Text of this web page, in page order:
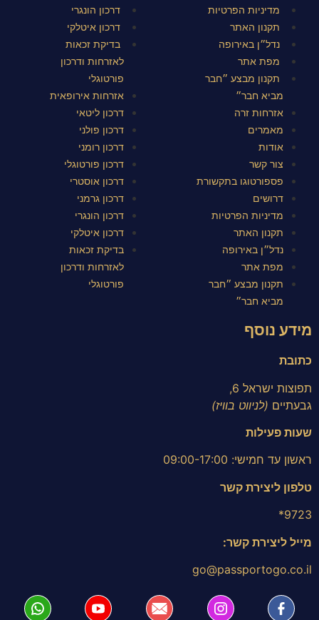
מדיניות הפרטיות
תקנון האתר
נדל״ן באירופה
מפת אתר
תקנון מבצע ״חבר
מביא חבר״
אזרחות זרה
מאמרים
אודות
צור קשר
פספורטוגו בתקשורת
דרושים
מדיניות הפרטיות
תקנון האתר
נדל״ן באירופה
מפת אתר
תקנון מבצע ״חבר
מביא חבר״
דרכון הונגרי
דרכון איטלקי
בדיקת זכאות
לאזרחות ודרכון
פורטוגלי
אזרחות אירופאית
דרכון ליטאי
דרכון פולני
דרכון רומני
דרכון פורטוגלי
דרכון אוסטרי
דרכון גרמני
דרכון הונגרי
דרכון איטלקי
בדיקת זכאות
לאזרחות ודרכון
פורטוגלי
מידע נוסף
כתובת
תפוצות ישראל 6,
גבעתיים (לניווט בוויז)
שעות פעילות
ראשון עד חמישי: 09:00-17:00
טלפון ליצירת קשר
9723*
מייל ליצירת קשר:
go@passportogo.co.il